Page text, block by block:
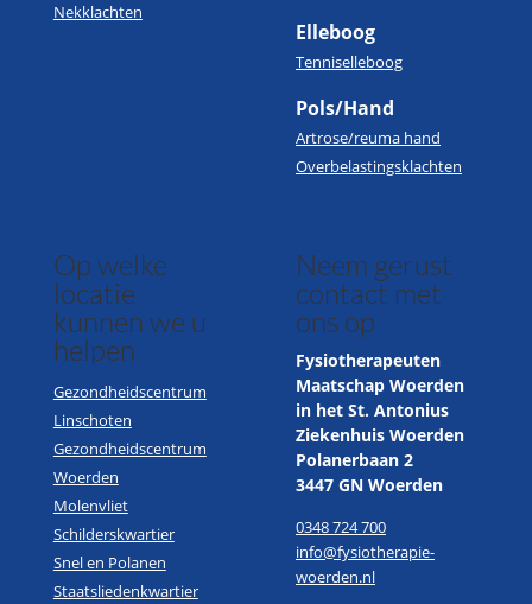
Nekklachten
Elleboog
Tenniselleboog
Pols/Hand
Artrose/reuma hand
Overbelastingsklachten
Op welke
locatie
kunnen we u
helpen
Gezondheidscentrum
Linschoten
Gezondheidscentrum
Woerden
Molenvliet
Schilderskwartier
Snel en Polanen
Staatsliedenkwartier
Neem gerust
contact met
ons op
Fysiotherapeuten
Maatschap Woerden
in het St. Antonius
Ziekenhuis Woerden
Polanerbaan 2
3447 GN Woerden
0348 724 700
info@fysiotherapie-
woerden.nl